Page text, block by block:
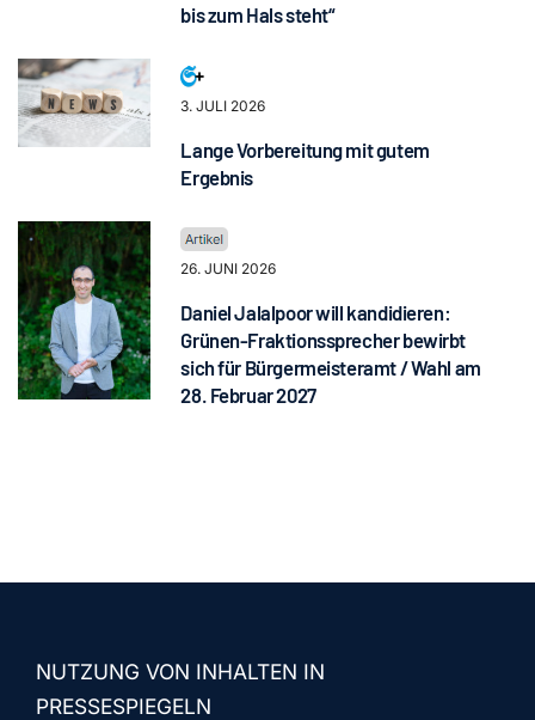
bis zum Hals steht“
3. JULI 2026
Lange Vorbereitung mit gutem
Ergebnis
26. JUNI 2026
Daniel Jalalpoor will kandidieren:
Grünen-Fraktionssprecher bewirbt
sich für Bürgermeisteramt / Wahl am
28. Februar 2027
NUTZUNG VON INHALTEN IN
PRESSESPIEGELN